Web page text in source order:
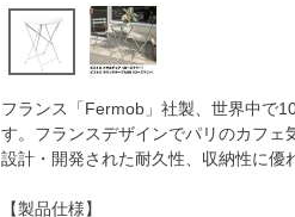
フランス「Fermob」社製、世界中で
す。フランスデザインでパリのカフェ
設計・開発された耐久性、収納性に優
【製品仕様】